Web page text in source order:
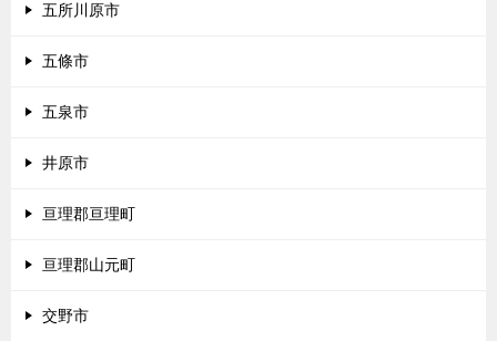
五所川原市
五條市
五泉市
井原市
亘理郡亘理町
亘理郡山元町
交野市